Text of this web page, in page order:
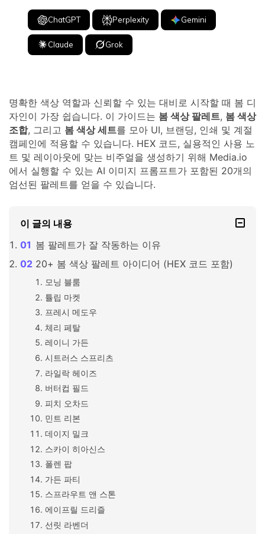
ChatGPT Perplexity Gemini
Claude Grok
명확한 색상 역할과 신뢰할 수 있는 대비로 시작할 때 봄 디
자인이 가장 쉽습니다. 이 가이드는 봄 색상 팔레트, 봄 색상
조합, 그리고 봄 색상 세트를 모아 UI, 브랜딩, 인쇄 및 계절
캠페인에 적용할 수 있습니다. HEX 코드, 실용적인 사용 노
트 및 레이아웃에 맞는 비주얼을 생성하기 위해 Media.io
에서 실행할 수 있는 AI 이미지 프롬프트가 포함된 20개의
엄선된 팔레트를 얻을 수 있습니다.
이 글의 내용
봄 팔레트가 잘 작동하는 이유
20+ 봄 색상 팔레트 아이디어 (HEX 코드 포함)
모닝 블룸
튤립 마켓
프레시 메도우
체리 페탈
레이니 가든
시트러스 스프리츠
라일락 헤이즈
버터컵 필드
피치 오차드
민트 리본
데이지 밀크
스카이 히아신스
폴렌 팝
가든 파티
스프라우트 앤 스톤
에이프릴 드리즐
선릿 라벤더